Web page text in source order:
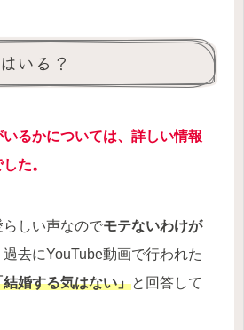
いる？
るかについては、詳しい情報
た。
しい声なのでモテないわけが
去にYouTube動画で行われた
結婚する気はない」と回答して